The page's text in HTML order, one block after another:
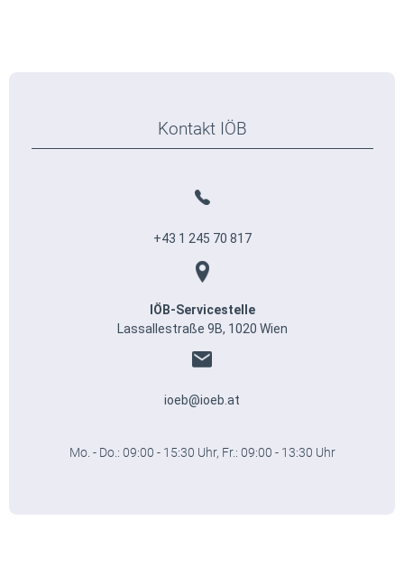
Kontakt IÖB
+43 1 245 70 817
IÖB-Servicestelle
Lassallestraße 9B, 1020 Wien
ioeb@ioeb.at
Mo. - Do.: 09:00 - 15:30 Uhr, Fr.: 09:00 - 13:30 Uhr